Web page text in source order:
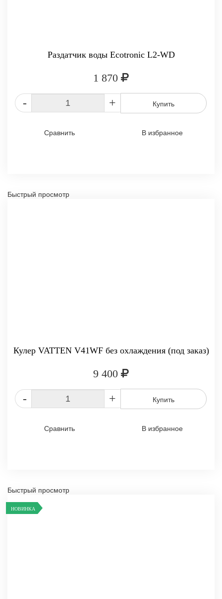
Раздатчик воды Ecotronic L2-WD
1 870
- + Купить
Сравнить В избранное
Быстрый просмотр
Кулер VATTEN V41WF без охлаждения (под заказ)
9 400
- + Купить
Сравнить В избранное
Быстрый просмотр
НОВИНКА